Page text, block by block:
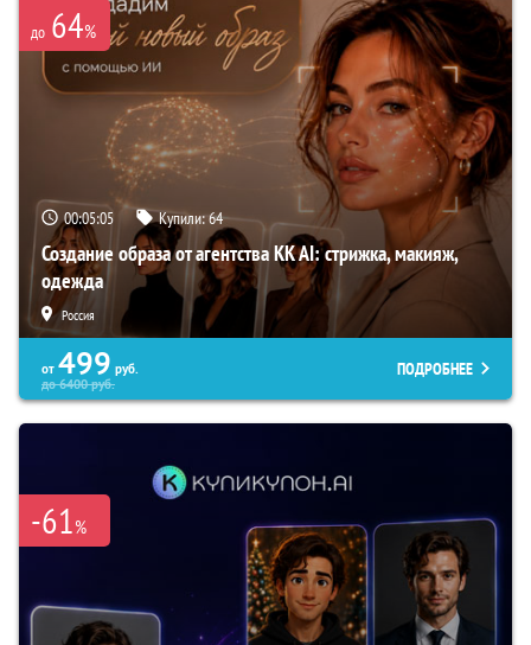
до 64%
00:05:04 Купили:64
Создание образа от агентства KK AI: стрижка, макияж,
одежда
Россия
от 499 руб.
до6400руб.
ПОДРОБНЕЕ
-61%